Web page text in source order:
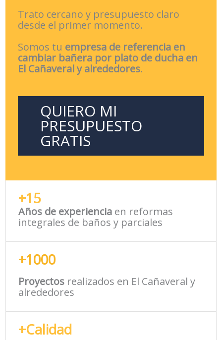
Trato cercano y presupuesto claro
desde el primer momento.
Somos tu empresa de referencia en
cambiar bañera por plato de ducha en
El Cañaveral y alrededores.
QUIERO MI
PRESUPUESTO
GRATIS
+15
Años de experiencia en reformas
integrales de baños y parciales
+1000
Proyectos realizados en El Cañaveral y
alrededores
+Calidad